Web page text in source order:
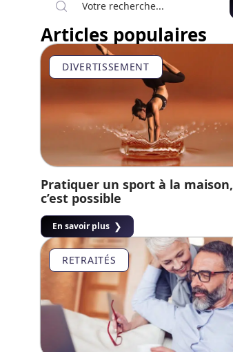
Articles populaires
DIVERTISSEMENT
Pratiquer un sport à la maison,
c’est possible
En savoir plus
RETRAITÉS